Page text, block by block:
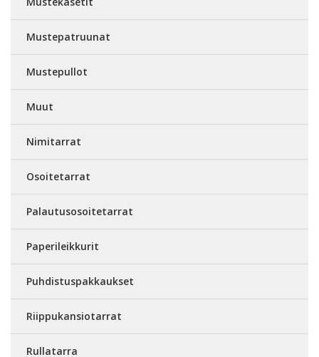
Mustepatruunat
Mustepullot
Muut
Nimitarrat
Osoitetarrat
Palautusosoitetarrat
Paperileikkurit
Puhdistuspakkaukset
Riippukansiotarrat
Rullatarra